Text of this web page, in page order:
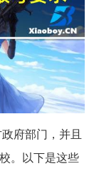
府部门，并且
。以下是这些